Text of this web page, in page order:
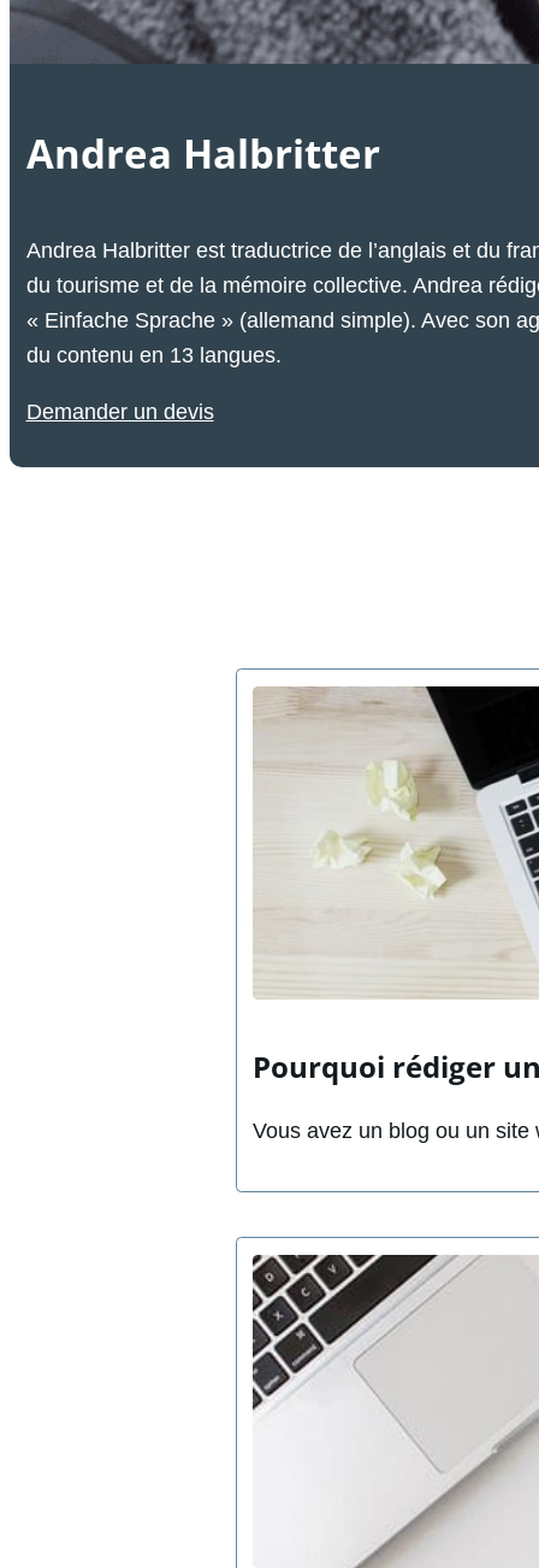
Andrea Halbritter
Andrea Halbritter est traductrice de l’anglais et du
du tourisme et de la mémoire collective. Andrea
« Einfache Sprache »(allemand simple). Avec son
du contenu en 13 langues.
Demander un devis
Pourquoi rédiger
Vous avez un blog ou un